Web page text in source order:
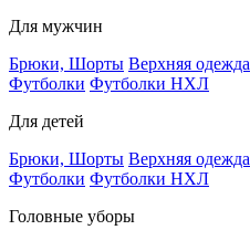
Для мужчин
Брюки, Шорты Верхняя одежда
Футболки Футболки НХЛ
Для детей
Брюки, Шорты Верхняя одежда
Футболки Футболки НХЛ
Головные уборы